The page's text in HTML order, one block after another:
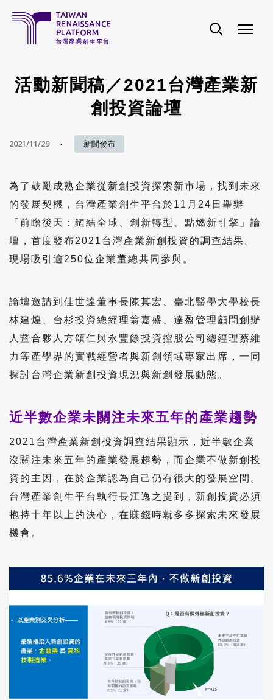
活動新聞稿／2021台灣產業新
創投資論壇
2021/11/29 新聞發布
為了鼓勵成熟企業從新創投資探索新市場，找到未來
的發展契機，台灣產業創生平台於11月24日舉辦
「前瞻後天：鏈結全球、創新轉型、點燃新引擎」論
壇，首度發布2021台灣產業新創投資的調查結果。
現場吸引逾250位企業董總共同參與。
論壇邀請到佳世達董事長陳其宏、臺北醫學大學校長
林建煌、台杉投資總經理翁嘉盛、達盈管理顧問創辦
人暨合夥人方頌仁與永豐餘投資控股公司總經理蔡維
力等產學界的實戰經營者與新創領域專家出席，一同
探討台灣企業新創投資現況與新創發展動態。
近半數企業未關注未來五年的產業趨勢
2021台灣產業新創投資調查結果顯示，近半數企業
沒關注未來五年的產業發展趨勢，而企業不做新創投
資的主因，在於企業認為自己仍有很大的發展空間。
台灣產業創生平台執行長江逸之提到，新創投資必須
抱持十年以上的決心，在賺錢時就多多探索未來發展
機會。